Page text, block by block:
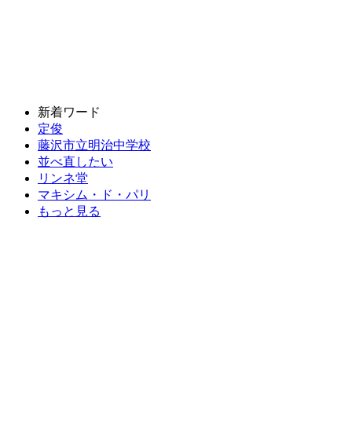
新着ワード
定俊
藤沢市立明治中学校
並べ直したい
リンネ堂
マキシム・ド・パリ
もっと見る